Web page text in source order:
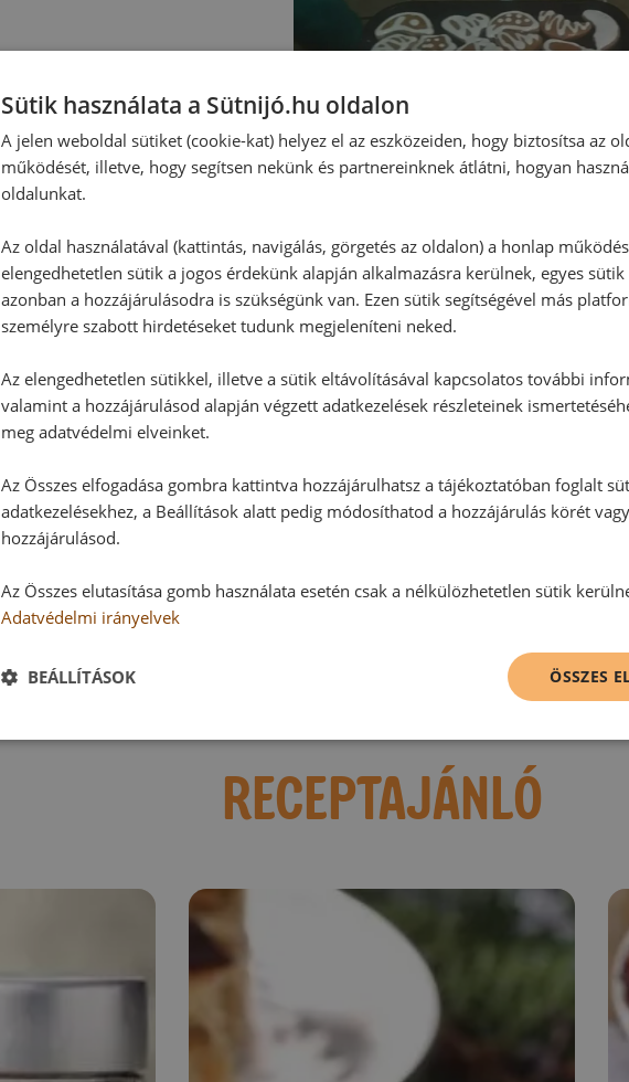
Ehhez a recepthez még nem
Hozzászólás írása
Vélemény írásához, kérjük,
RECEPTAJÁNLÓ
Sütik használata a Sütnijó.hu oldalon
A jelen weboldal sütiket (cookie-kat) helyez el az eszközeiden, hogy biztosítsa az
működését, illetve, hogy segítsen nekünk és partnereinknek átlátni, hogyan
oldalunkat.
Az oldal használatával (kattintás, navigálás, görgetés az oldalon) a honlap
elengedhetetlen sütik a jogos érdekünk alapján alkalmazásra kerülnek, egyes
azonban a hozzájárulásodra is szükségünk van. Ezen sütik segítségével más
személyre szabott hirdetéseket tudunk megjeleníteni neked.
Az elengedhetetlen sütikkel, illetve a sütik eltávolításával kapcsolatos további
valamint a hozzájárulásod alapján végzett adatkezelések részleteinek
meg adatvédelmi elveinket.
Az Összes elfogadása gombra kattintva hozzájárulhatsz a tájékoztatóban foglalt
adatkezelésekhez, a Beállítások alatt pedig módosíthatod a hozzájárulás körét
hozzájárulásod.
Az Összes elutasítása gomb használata esetén csak a nélkülözhetetlen sütik
Adatvédelmi irányelvek
ÖSSZES
BEÁLLÍTÁSOK